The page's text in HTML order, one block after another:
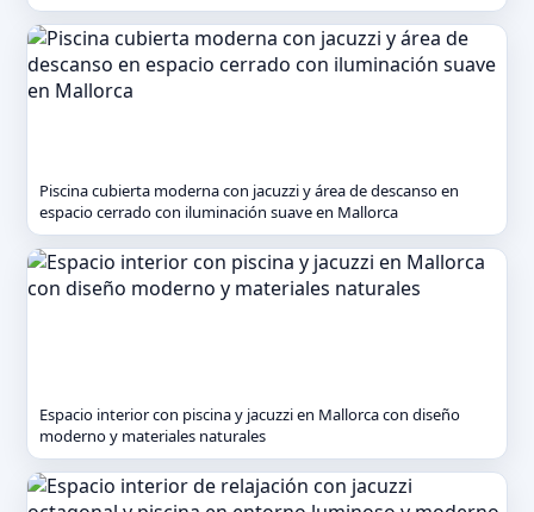
Piscina cubierta moderna con jacuzzi y área de descanso en
espacio cerrado con iluminación suave en Mallorca
Espacio interior con piscina y jacuzzi en Mallorca con diseño
moderno y materiales naturales